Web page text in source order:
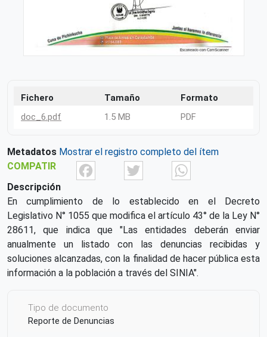
Fichero Tamaño
Formato
doc_6.pdf
1.5 MB PDF
Metadatos Mostrar el registro completo del ítem
COMPATIR
FacebookTwitter
Descripción
En cumplimiento de lo establecido en el Decreto
Legislativo N° 1055 que modifica el artículo 43° de la Ley N°
28611, que indica que "Las entidades deberán enviar
anualmente un listado con las denuncias recibidas y
soluciones alcanzadas, con la finalidad de hacer pública esta
información a la población a través del SINIA".
Tipo de documento
Reporte de Denuncias